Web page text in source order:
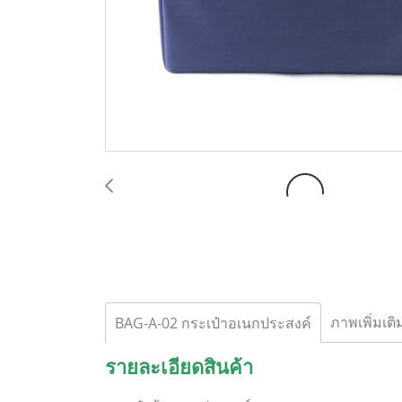
BAG-A-02 กระเป๋าอเนกประสงค์ ภาพเพิ่มเติ
รายละเอียดสินค้า